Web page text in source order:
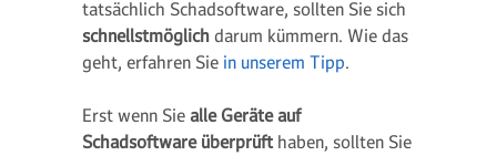
tatsächlich Schadsoftware, sollten Sie sich
schnellstmöglich darum kümmern. Wie das
geht, erfahren Sie in unserem Tipp.
Erst wenn Sie alle Geräte auf
Schadsoftware überprüft haben, sollten Sie